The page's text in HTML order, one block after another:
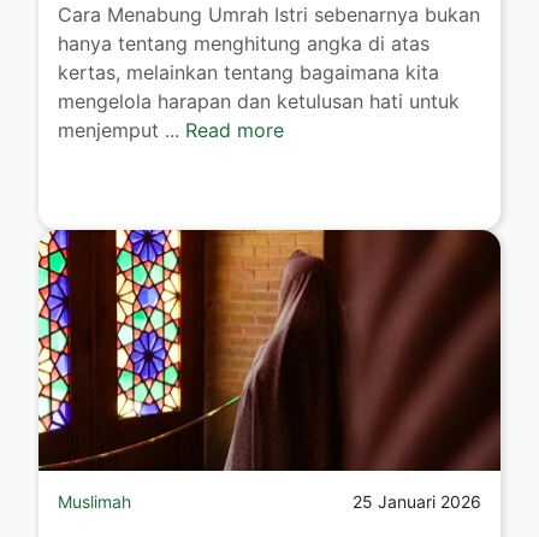
​Cara Menabung Umrah Istri sebenarnya bukan
hanya tentang menghitung angka di atas
kertas, melainkan tentang bagaimana kita
mengelola harapan dan ketulusan hati untuk
menjemput ... Read more
Muslimah 25 Januari 2026